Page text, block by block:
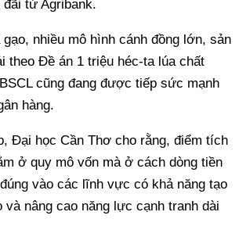
từ Agribank.
nhiều mô hình cánh đồng lớn, sản
theo Đề án 1 triệu héc-ta lúa chất
cũng đang được tiếp sức mạnh
hàng.
Đại học Cần Thơ cho rằng, điểm tích
ở quy mô vốn mà ở cách dòng tiền
vào các lĩnh vực có khả năng tạo
và nâng cao năng lực cạnh tranh dài